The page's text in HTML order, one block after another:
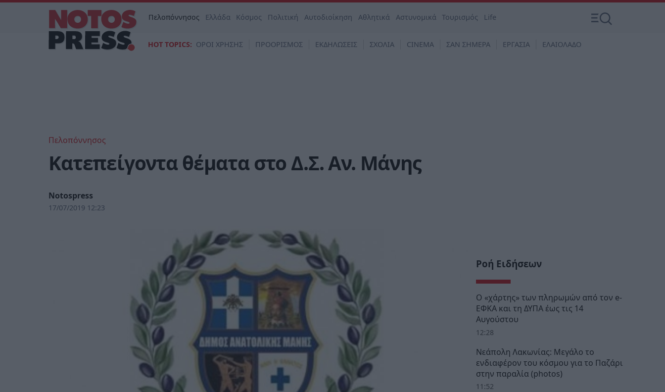
Πελοπόννησος Ελλάδα Κόσμος Πολιτική Αυτοδιοίκηση Αθλητικά Αστυνομικά Τουρισμός Life
HOT TOPICS: ΟΡΟΙ ΧΡΗΣΗΣ ΠΡΟΟΡΙΣΜΟΣ ΕΚΔΗΛΩΣΕΙΣ ΣΧΟΛΙΑ CINEMA ΣΑΝ ΣΗΜΕΡΑ ΕΡΓΑΣΙΑ ΕΛΑΙΟΛΑΔΟ
Πελοπόννησος
Κατεπείγοντα θέματα στο Δ.Σ. Αν. Μάνης
Notospress
17/07/2019 12:23
Ροή Ειδήσεων
Ο «χάρτης» των πληρωμών από τον e-
ΕΦΚΑ και τη ΔΥΠΑ έως τις 14
Αυγούστου
12:28
Νεάπολη Λακωνίας: Μεγάλο το
ενδιαφέρον του κόσμου για το Παζάρι
στην παραλία (photos)
11:52